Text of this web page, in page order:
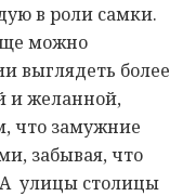
в роли самки.
можно
выглядеть более
и желанной,
что замужние
забывая, что
улицы столицы